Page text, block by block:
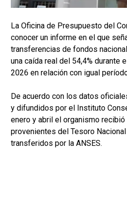
La Oficina de Presupuesto del
conocer un informe en el que
transferencias de fondos
una caída real del 54,4% durante
2026 en relación con igual
De acuerdo con los datos
y difundidos por el Instituto
enero y abril el organismo
provenientes del Tesoro
transferidos por la ANSES.